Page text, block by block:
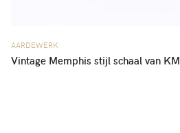
AARDEWERK
Vintage Memphis stijl schaal van